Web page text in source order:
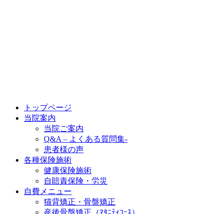
トップページ
当院案内
当院ご案内
Q&A – よくある質問集-
患者様の声
各種保険施術
健康保険施術
自賠責保険・労災
自費メニュー
猫背矯正・骨盤矯正
産後骨盤矯正（ﾏﾀﾆﾃｨｺｰｽ）